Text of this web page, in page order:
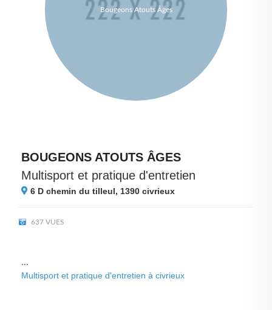
Bougeons Atouts Âges
BOUGEONS ATOUTS ÂGES
Multisport et pratique d'entretien
6 D chemin du tilleul, 1390 civrieux
637 VUES
...
Multisport et pratique d'entretien à civrieux